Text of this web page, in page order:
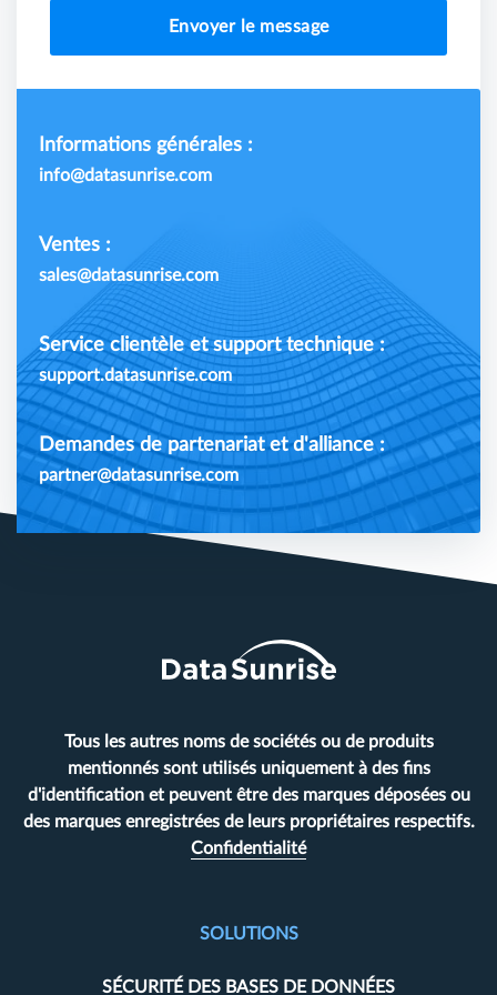
Envoyer le message
Informations générales :
info@datasunrise.com
Ventes :
sales@datasunrise.com
Service clientèle et support technique :
support.datasunrise.com
Demandes de partenariat et d'alliance :
partner@datasunrise.com
Tous les autres noms de sociétés ou de produits
mentionnés sont utilisés uniquement à des fins
d'identification et peuvent être des marques déposées ou
des marques enregistrées de leurs propriétaires respectifs.
Confidentialité
SOLUTIONS
SÉCURITÉ DES BASES DE DONNÉES